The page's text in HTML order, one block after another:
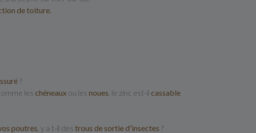
de toiture.
?
les chéneaux ou les noues , le zinc est-il cassable
poutres , y a t-il des trous de sortie d'insectes ?